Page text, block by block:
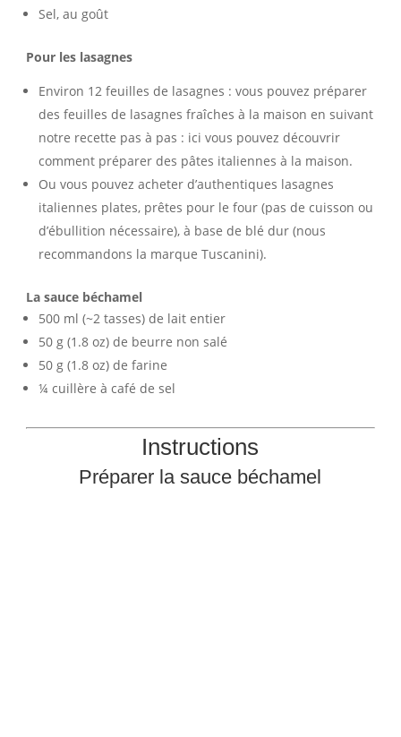
Sel, au goût
Pour les lasagnes
Environ 12 feuilles de lasagnes : vous pouvez préparer
des feuilles de lasagnes fraîches à la maison en suivant
notre recette pas à pas : ici vous pouvez découvrir
comment préparer des pâtes italiennes à la maison.
Ou vous pouvez acheter d’authentiques lasagnes
italiennes plates, prêtes pour le four (pas de cuisson ou
d’ébullition nécessaire), à base de blé dur (nous
recommandons la marque Tuscanini).
La sauce béchamel
500 ml (~2 tasses) de lait entier
50 g (1.8 oz) de beurre non salé
50 g (1.8 oz) de farine
¼ cuillère à café de sel
Instructions
Préparer la sauce béchamel